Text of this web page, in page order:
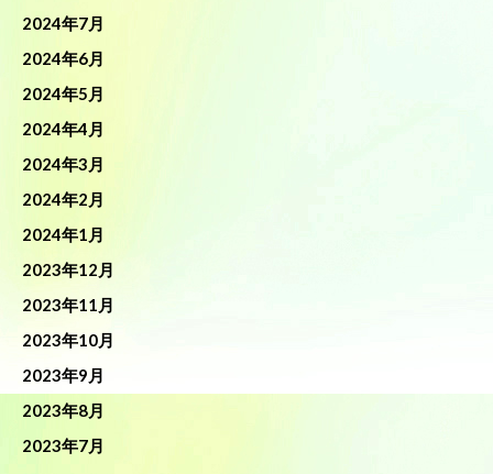
2024年7月
2024年6月
2024年5月
2024年4月
2024年3月
2024年2月
2024年1月
2023年12月
2023年11月
2023年10月
2023年9月
2023年8月
2023年7月